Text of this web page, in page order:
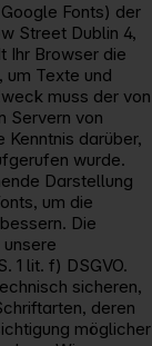
Fonts) der
Street Dublin 4,
Ihr Browser die
um Texte und
muss der von
Servern von
darüber,
wurde.
Darstellung
um die
Die
1 lit. f) DSGVO.
sicheren,
deren
möglicher